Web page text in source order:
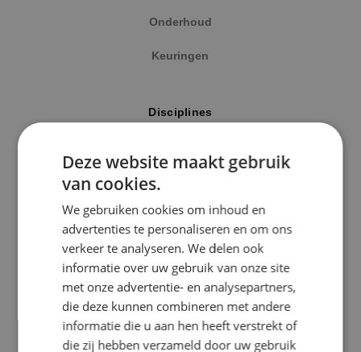
Kaatsheuvel
Sprundel
Specialisme
Beveiligingstechniek
Elektrotechniek
Energietechniek
Onderhoud
Keuringen
Disciplines
Werktuigbouwkunde
Energietechniek
Beveiligingstechniek
Uitgelicht
Klimaatinstallaties
Deze website maakt gebruik
van cookies.
We gebruiken cookies om inhoud en
advertenties te personaliseren en om ons
verkeer te analyseren. We delen ook
informatie over uw gebruik van onze site
met onze advertentie- en analysepartners,
die deze kunnen combineren met andere
informatie die u aan hen heeft verstrekt of
die zij hebben verzameld door uw gebruik